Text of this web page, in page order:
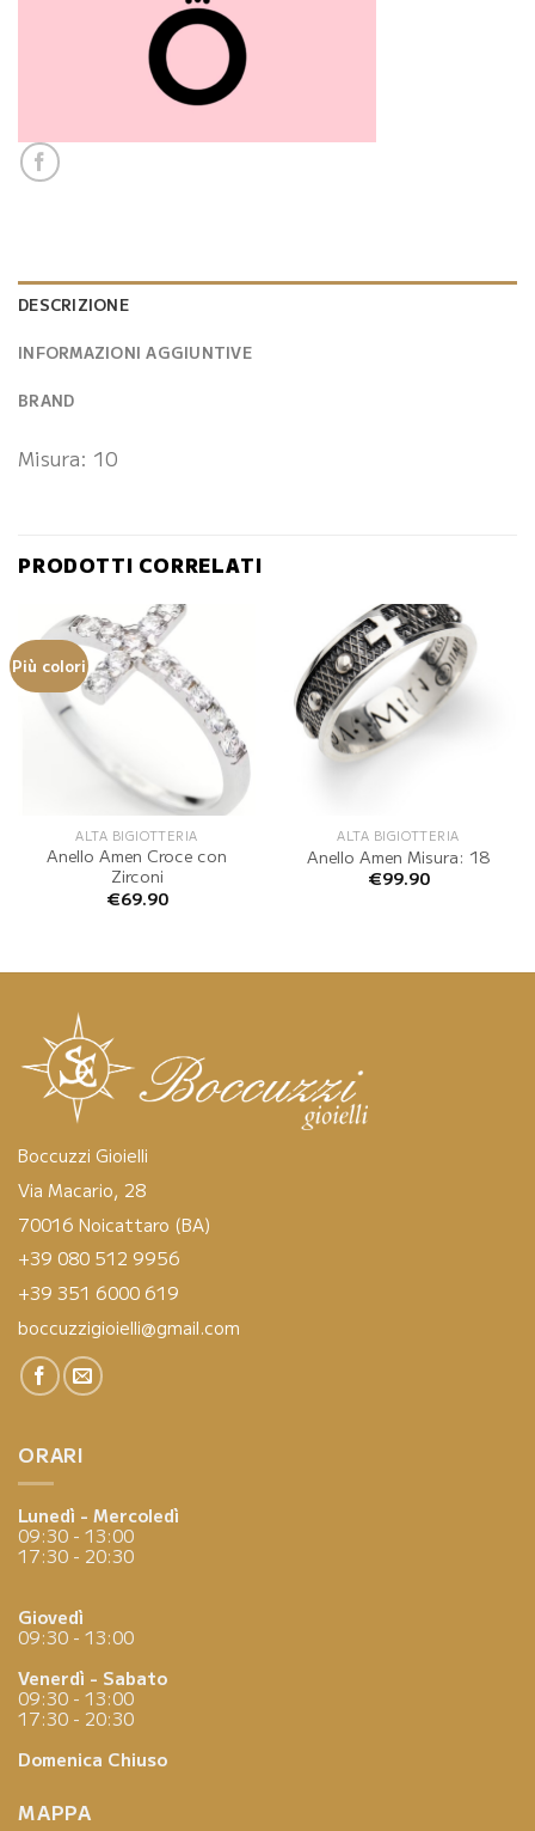
DESCRIZIONE
INFORMAZIONI AGGIUNTIVE
BRAND
Misura: 10
PRODOTTI CORRELATI
Più colori
ALTA BIGIOTTERIA
Anello Amen Croce con
Zirconi
€69.90
ALTA BIGIOTTERIA
Anello Amen Misura: 18
€99.90
Boccuzzi Gioielli
Via Macario, 28
70016 Noicattaro (BA)
+39 080 512 9956
+39 351 6000 619
boccuzzigioielli@gmail.com
ORARI
Lunedì - Mercoledì
09:30 - 13:00
17:30 - 20:30
Giovedì
09:30 - 13:00
Venerdì - Sabato
09:30 - 13:00
17:30 - 20:30
Domenica Chiuso
MAPPA